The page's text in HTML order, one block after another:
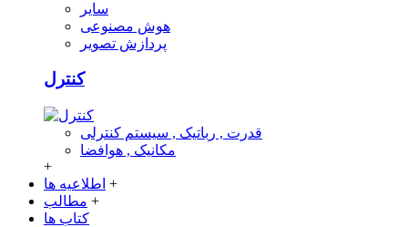
سایر
هوش مصنوعی
پردازش تصویر
کنترل
قدرت , رباتیک , سیستم کنترلی
مکانیک , هوافضا
+
اطلاعیه ها +
مطالب +
کتاب ها